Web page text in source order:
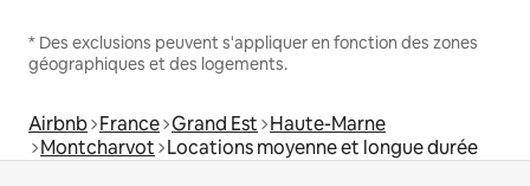
* Des exclusions peuvent s'appliquer en fonction des zones
géographiques et des logements.
Airbnb France Grand Est Haute-Marne
Montcharvot Locations moyenne et longue durée